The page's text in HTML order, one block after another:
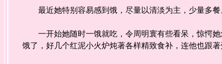
最近她特别容易感到饿，尽量以清淡为主，少量多餐
一开始她随时一饿就吃，令周明寰有些看呆，惊愕她
饿了，好几个红泥小火炉炖著各样精致食补，连他也跟